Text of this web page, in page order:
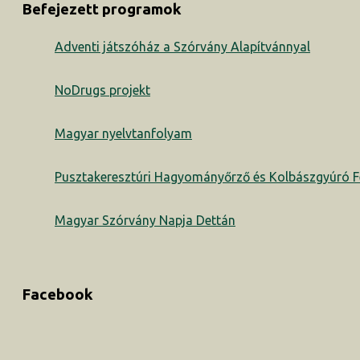
Befejezett programok
Adventi játszóház a Szórvány Alapítvánnyal
NoDrugs projekt
Magyar nyelvtanfolyam
Pusztakeresztúri Hagyományőrző és Kolbászgyúró
Magyar Szórvány Napja Dettán
Facebook